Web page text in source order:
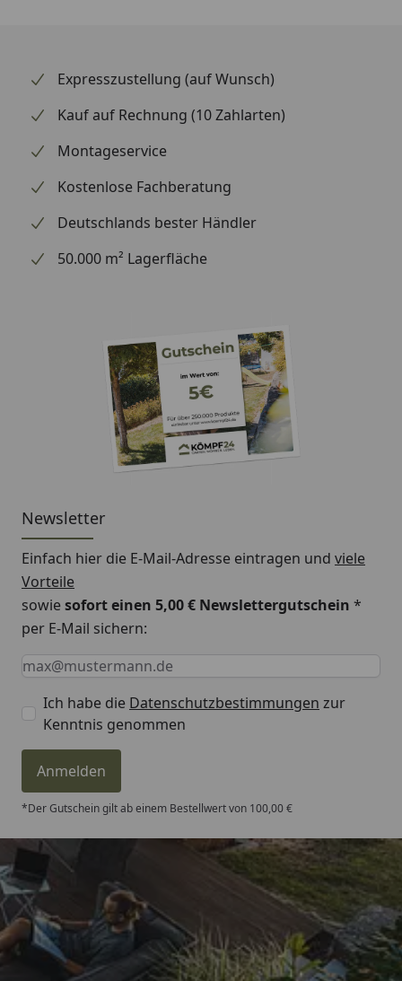
Expresszustellung (auf Wunsch)
Kauf auf Rechnung (10 Zahlarten)
Montageservice
Kostenlose Fachberatung
Deutschlands bester Händler
50.000 m² Lagerfläche
Newsletter
Einfach hier die E-Mail-Adresse eintragen und viele
Vorteile
sowiesofort einen 5,00 € Newslettergutschein *
per E-Mail sichern:
Keine Eingabe erforderlich
Eingabe erforderlich
E-Mail *
Ich habe die Datenschutzbestimmungen zur
Kenntnis genommen
Anmelden
*Der Gutschein gilt ab einem Bestellwert von 100,00 €
Trusted Shops
4,81/ 5